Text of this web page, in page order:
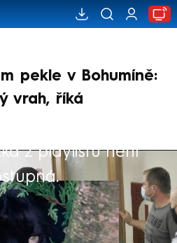
pekle v Bohumíně:
vrah, říká
z playlistu není